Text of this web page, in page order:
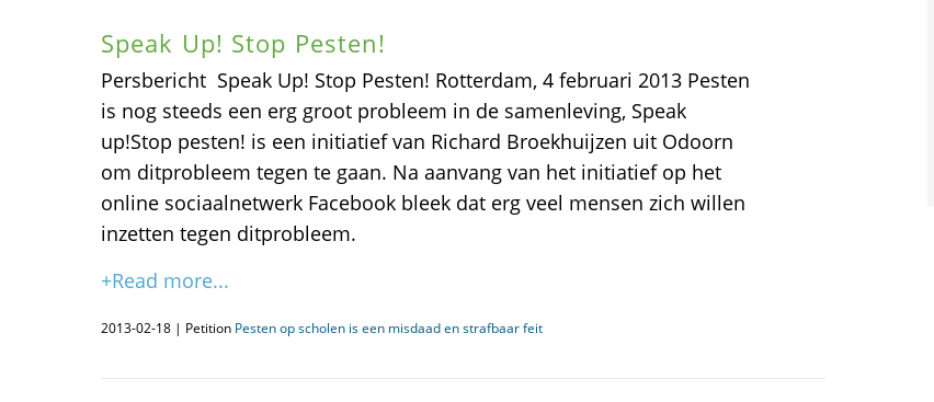
Speak Up! Stop Pesten!
Persbericht  Speak Up! Stop Pesten! Rotterdam, 4 februari 2013 Pesten
is nog steeds een erg groot probleem in de samenleving, Speak
up!Stop pesten! is een initiatief van Richard Broekhuijzen uit Odoorn
om ditprobleem tegen te gaan. Na aanvang van het initiatief op het
online sociaalnetwerk Facebook bleek dat erg veel mensen zich willen
inzetten tegen ditprobleem.
+Read more...
2013-02-18 | Petition Pesten op scholen is een misdaad en strafbaar feit